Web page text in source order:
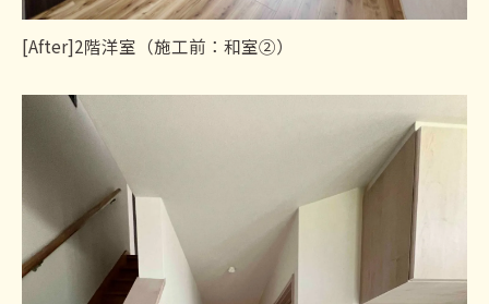
[After]2階洋室（施工前：和室②）